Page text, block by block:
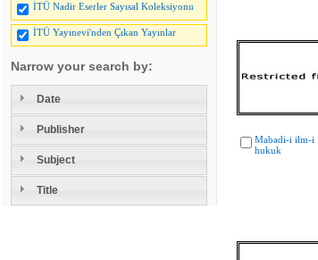
İTÜ Nadir Eserler Sayısal Koleksiyonu
İTÜ Yayınevi'nden Çıkan Yayınlar
Narrow your search by:
Date
Publisher
Subject
Title
Mabadi-i ilm-i
hukuk